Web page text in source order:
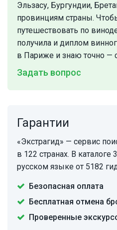
Эльзасу, Бургундии,
провинциям страны.
путешествовать по
получила и диплом
в Париже и знаю точно —
Задать вопрос
Гарантии
«Экстрагид» — сервис
в 122 странах. В каталоге
русском языке от 5182
Безопасная оплата
Бесплатная отмена
Проверенные